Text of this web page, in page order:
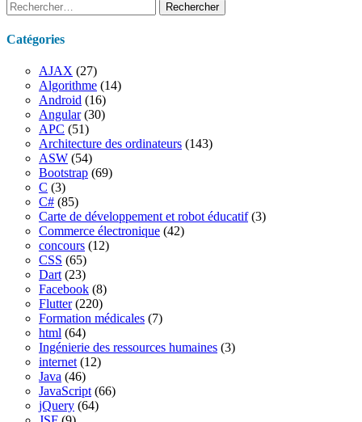
Rechercher :
Catégories
AJAX (27)
Algorithme (14)
Android (16)
Angular(30)
APC (51)
Architecture des ordinateurs (143)
ASW (54)
Bootstrap (69)
C (3)
C# (85)
Carte de développement et robot éducatif(3)
Commerce électronique (42)
concours (12)
CSS (65)
Dart (23)
Facebook (8)
Flutter(220)
Formation médicales (7)
html (64)
Ingénierie des ressources humaines (3)
internet (12)
Java (46)
JavaScript (66)
jQuery (64)